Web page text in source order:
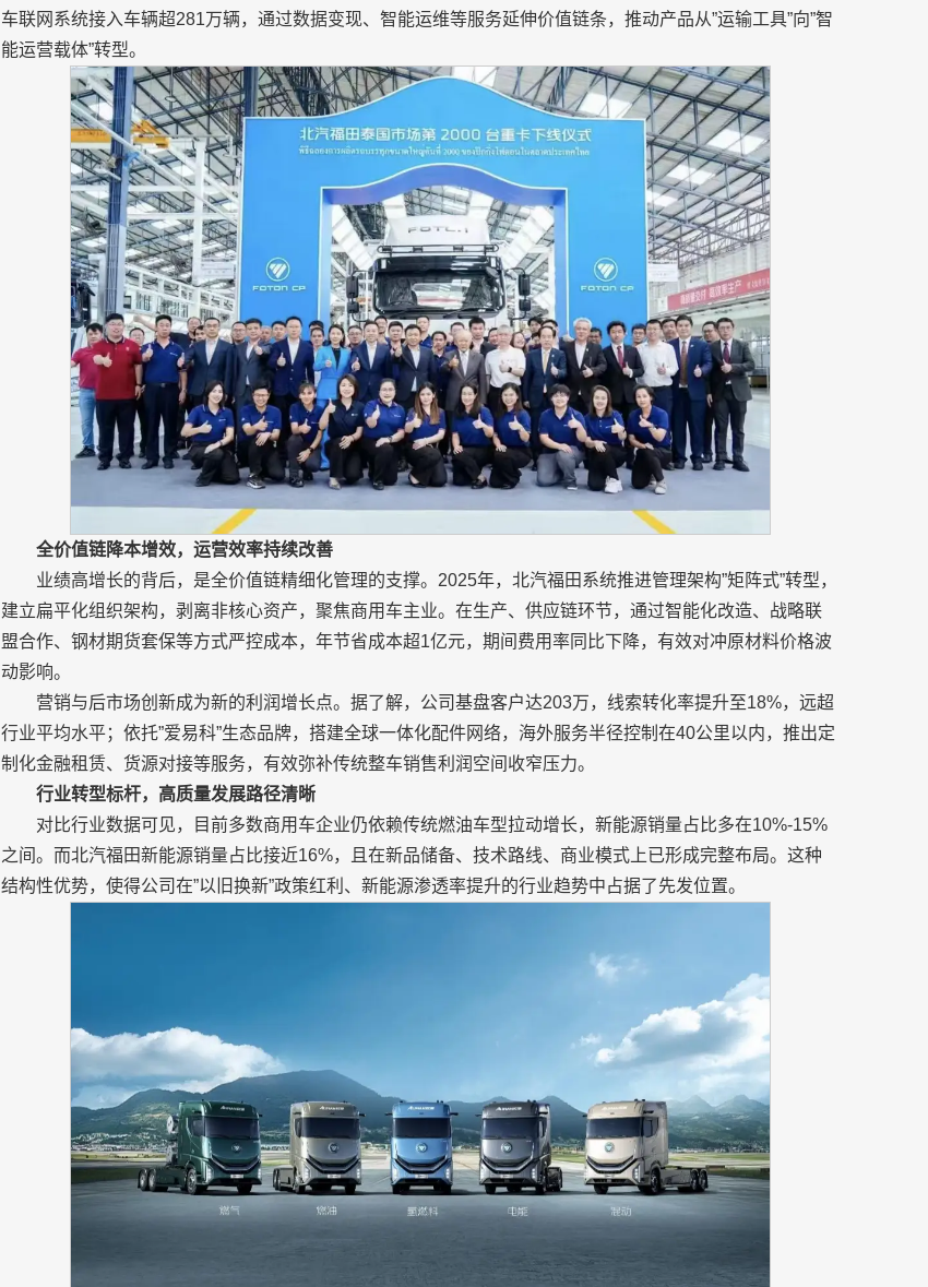
车联网系统接入车辆超281万辆，通过数据变现、智能运维等服务延伸价值链条，推动产品从”运输工具”向”智
能运营载体”转型。
全价值链降本增效，运营效率持续改善
业绩高增长的背后，是全价值链精细化管理的支撑。2025年，北汽福田系统推进管理架构”矩阵式”转型，
建立扁平化组织架构，剥离非核心资产，聚焦商用车主业。在生产、供应链环节，通过智能化改造、战略联
盟合作、钢材期货套保等方式严控成本，年节省成本超1亿元，期间费用率同比下降，有效对冲原材料价格波
动影响。
营销与后市场创新成为新的利润增长点。据了解，公司基盘客户达203万，线索转化率提升至18%，远超
行业平均水平；依托”爱易科”生态品牌，搭建全球一体化配件网络，海外服务半径控制在40公里以内，推出定
制化金融租赁、货源对接等服务，有效弥补传统整车销售利润空间收窄压力。
行业转型标杆，高质量发展路径清晰
对比行业数据可见，目前多数商用车企业仍依赖传统燃油车型拉动增长，新能源销量占比多在10%-15%
之间。而北汽福田新能源销量占比接近16%，且在新品储备、技术路线、商业模式上已形成完整布局。这种
结构性优势，使得公司在”以旧换新”政策红利、新能源渗透率提升的行业趋势中占据了先发位置。